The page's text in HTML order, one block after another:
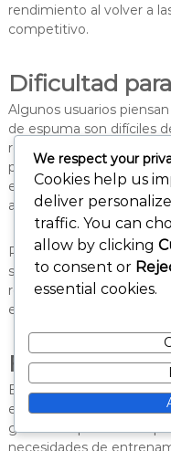
rendimiento al volver a
competitivo.
Dificultad
Algunos usuarios
de espuma son difíciles
relativamente fáciles de
puede eliminar la
espuma son resistentes
adecuadas para uso al
Para una limpieza más
suave y agua sin dañar
regular puede ayudar a
extender su vida útil.
Falta de
Existe la creencia de
espuma carecen de
gama de opciones
necesidades de
We respect your
Cookies help us
deliver
traffic. You can
allow by clicking
to consent or
essential cookies.